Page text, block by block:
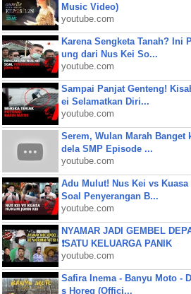
Music Video)
youtube.com
Karena Sengketa Tanah? Ini
ung dari Nus Kei So...
youtube.com
Sampai Panjat Genteng!
ei Selamatkan Diri...
youtube.com
Serem, Wulan Marah Banget
dela SMP Episode ...
youtube.com
Adu Mulut! Nus Kei vs
Soal Penyerangan B...
youtube.com
NYAMAR JADI GEMBEL
❗SATU KELUARGA PANIK
youtube.com
Safira Inema - Banyu Moto -
s Horeg (Offici...